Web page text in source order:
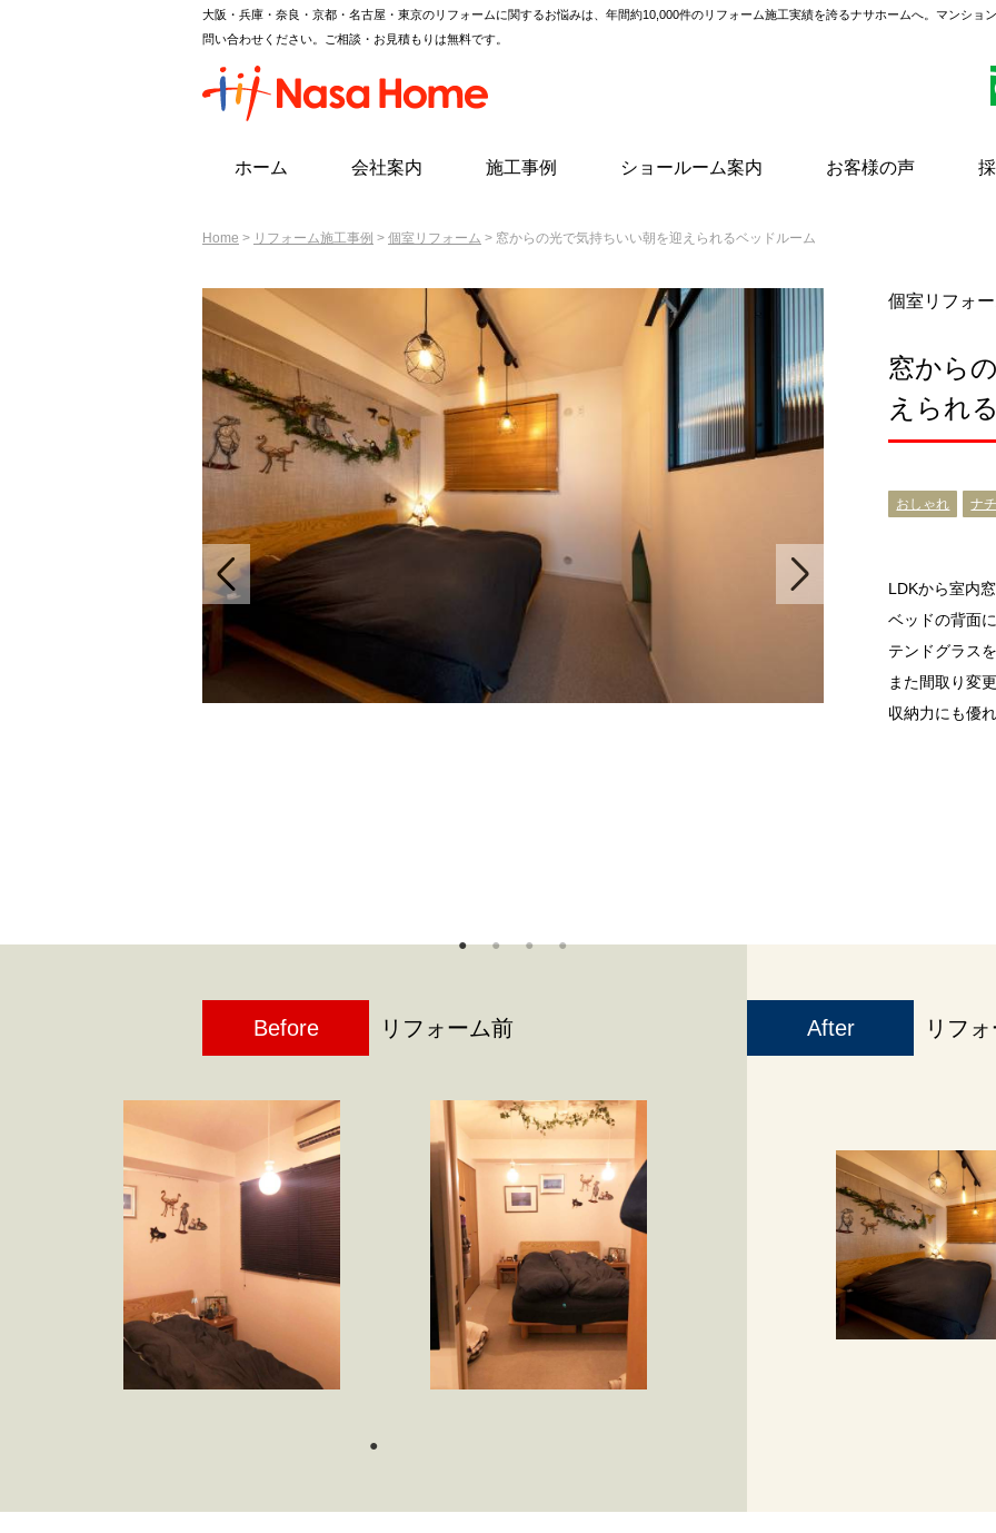
大阪・兵庫・奈良・京都・名古屋・東京のリフォームに関するお悩みは、年間約10,000件のリフォーム施工実績を誇るナサホームへ。マンショ
問い合わせください。ご相談・お見積もりは無料です。
ホーム 会社案内 施工事例 ショールーム案内 お客様の声
Home > リフォーム施工事例 > 個室リフォーム > 窓からの光で気持ちいい朝を迎えられるベッドルーム
個室リフォ
窓から
えられ
おしゃれ ナ
LDKから室内
ベッドの背面
テンドグラス
また間取り変
収納力にも優
Before リフォーム前 After リフ